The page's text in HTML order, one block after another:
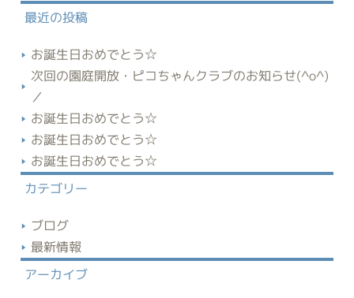
最近の投稿
お誕生日おめでとう☆
次回の園庭開放・ピコちゃんクラブのお知らせ(^o^)
／
お誕生日おめでとう☆
お誕生日おめでとう☆
お誕生日おめでとう☆
カテゴリー
ブログ
最新情報
アーカイブ